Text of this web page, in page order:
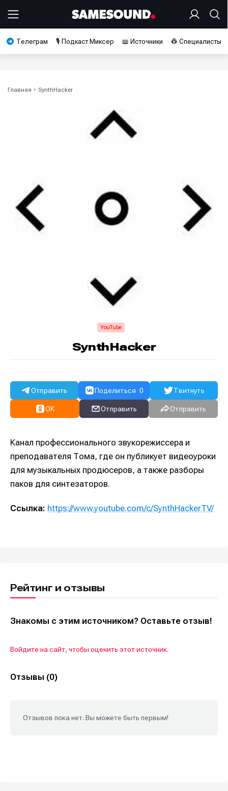
Телеграм 🎙️ Подкаст Миксер 📖 Источники 👷 Специалисты
Главная SynthHacker
YouTube
SynthHacker
Отправить Поделиться 0 Твитнуть
OK Отправить Отправить
Канал профессионального звукорежиссера и
преподавателя Тома, где он публикует видеоуроки
для музыкальных продюсеров, а также разборы
паков для синтезаторов.
Ссылка: https://www.youtube.com/c/SynthHackerTV/
Рейтинг и отзывы
Знакомы с этим источником? Оставьте отзыв!
Войдите на сайт, чтобы оценить этот источник.
Отзывы (0)
Отзывов пока нет. Вы можете быть первым!